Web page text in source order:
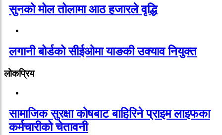
सुनको मोल तोलामा आठ हजारले वृद्धि
लगानी बोर्डको सीईओमा याङकी उक्याव नियुक्त
लोकप्रिय
सामाजिक सुरक्षा कोषबाट बाहिरिने प्राइम लाइफका
कर्मचारीको चेतावनी